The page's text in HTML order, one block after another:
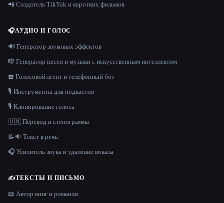
📲 Создатель TikTok и коротких фильмов
🎧АУДИО И ГОЛОС
🔊 Генератор звуковых эффектов
🎼 Генератор песен и музыки с искусственным интеллектом
☎️ Голосовой агент и телефонный бот
🎙️ Инструменты для подкастов
🎙️ Клонирование голоса
🇺🇳 Перевод и стенограмма
📝🔉 Текст в речь
🎧 Усилитель звука и удаление вокала
✍️ТЕКСТЫ И ПИСЬМО
📖 Автор книг и романов